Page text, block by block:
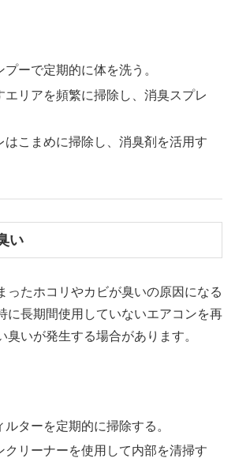
ーで定期的に体を洗う。
エリアを頻繁に掃除し、消臭スプレ
はこまめに掃除し、消臭剤を活用す
い
ったホコリやカビが臭いの原因になる
に長期間使用していないエアコンを再
臭いが発生する場合があります。
ターを定期的に掃除する。
クリーナーを使用して内部を清掃す